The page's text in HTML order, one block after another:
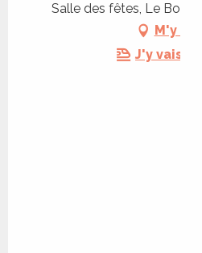
Salle des fêtes, Le
M'y
J'y vais